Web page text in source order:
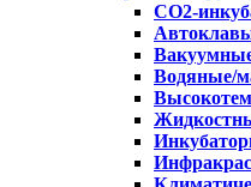
CO2-
Водяные/